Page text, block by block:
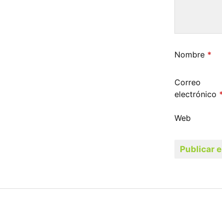
Nombre *
Correo
electrónico
Web